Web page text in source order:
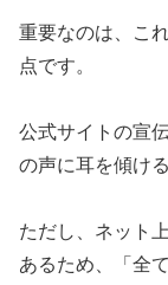
重要なのは、こ
点です。
公式サイトの宣
の声に耳を傾け
ただし、ネット
あるため、「全